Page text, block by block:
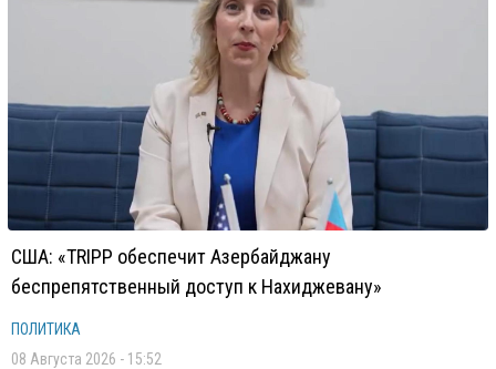
США: «TRIPP обеспечит Азербайджану
беспрепятственный доступ к Нахиджевану»
ПОЛИТИКА
08 Августа 2026 - 15:52